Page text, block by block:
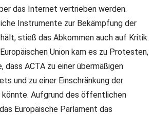
das Internet vertrieben werden.
Instrumente zur Bekämpfung der
stieß das Abkommen auch auf Kritik.
Union kam es zu Protesten,
ACTA zu einer übermäßigen
und zu einer Einschränkung der
Aufgrund des öffentlichen
Europäische Parlament das